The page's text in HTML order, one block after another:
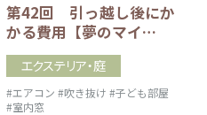
第42回 引っ越し後にか
かる費用【夢のマイ…
エクステリア・庭
#エアコン #吹き抜け #子ども部屋
#室内窓